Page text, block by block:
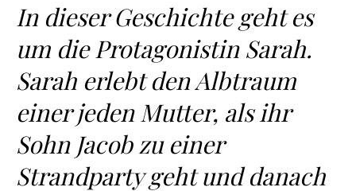
In dieser Geschichte geht es
um die Protagonistin Sarah.
Sarah erlebt den Albtraum
einer jeden Mutter, als ihr
Sohn Jacob zu einer
Strandparty geht und danach